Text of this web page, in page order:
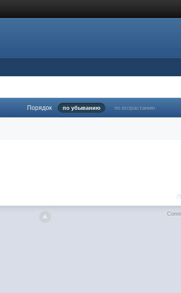
Порядок по убыванию по возрастанию